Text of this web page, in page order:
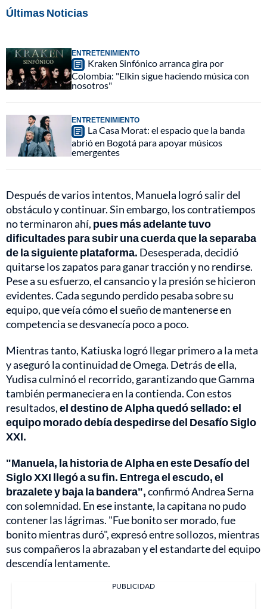
Últimas Noticias
ENTRETENIMIENTO
Kraken Sinfónico arranca gira por
Colombia: "Elkin sigue haciendo música con
nosotros"
ENTRETENIMIENTO
La Casa Morat: el espacio que la banda
abrió en Bogotá para apoyar músicos
emergentes
Después de varios intentos, Manuela logró salir del
obstáculo y continuar. Sin embargo, los contratiempos
no terminaron ahí, pues más adelante tuvo
dificultades para subir una cuerda que la separaba
de la siguiente plataforma. Desesperada, decidió
quitarse los zapatos para ganar tracción y no rendirse.
Pese a su esfuerzo, el cansancio y la presión se hicieron
evidentes. Cada segundo perdido pesaba sobre su
equipo, que veía cómo el sueño de mantenerse en
competencia se desvanecía poco a poco.
Mientras tanto, Katiuska logró llegar primero a la meta
y aseguró la continuidad de Omega. Detrás de ella,
Yudisa culminó el recorrido, garantizando que Gamma
también permaneciera en la contienda. Con estos
resultados,el destino de Alpha quedó sellado: el
equipo morado debía despedirse del Desafío Siglo
XXI.
"Manuela, la historia de Alpha en este Desafío del
Siglo XXI llegó a su fin. Entrega el escudo, el
brazalete y baja la bandera",confirmó Andrea Serna
con solemnidad. En ese instante, la capitana no pudo
contener las lágrimas. "Fue bonito ser morado, fue
bonito mientras duró", expresó entre sollozos, mientras
sus compañeros la abrazaban y el estandarte del equipo
descendía lentamente.
PUBLICIDAD